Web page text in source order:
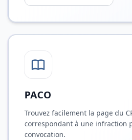
PACO
Trouvez facilement la page du
correspondant à une infraction
convocation.